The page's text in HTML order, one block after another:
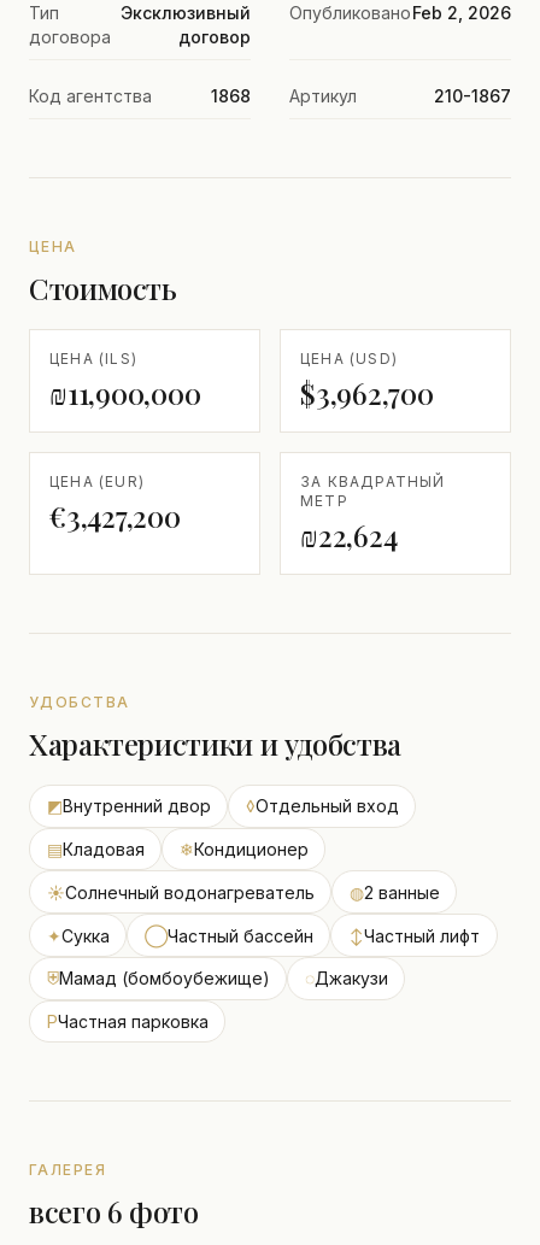
Тип
договора
Эксклюзивный
договор
ОпубликованоFeb 2, 2026
Код агентства 1868 Артикул 210-1867
ЦЕНА
Стоимость
ЦЕНА (ILS)
₪11,900,000
ЦЕНА (USD)
$3,962,700
ЦЕНА (EUR)
€3,427,200
ЗА КВАДРАТНЫЙ
МЕТР
₪22,624
УДОБСТВА
Характеристики и удобства
◩Внутренний двор ◊Отдельный вход
▤Кладовая ❄Кондиционер
☀Солнечный водонагреватель ◍2 ванные
✦Сукка ◯Частный бассейн ↕Частный лифт
⛨Мамад (бомбоубежище) ◌Джакузи
PЧастная парковка
ГАЛЕРЕЯ
всего 6 фото